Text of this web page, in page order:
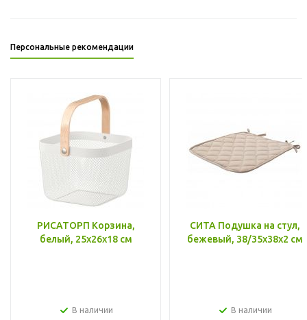
Персональные рекомендации
РИСАТОРП Корзина,
белый, 25x26x18 см
В наличии
СИТА Подушка на стул,
бежевый, 38/35x38x2 см
В наличии